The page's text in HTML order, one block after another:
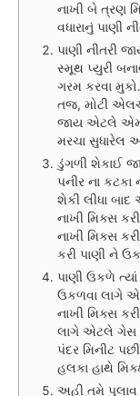
નાખી બે ત્રણ
વધારાનું પાણી
પાણી નીતરી
સ્મૂથ પ્યુરી
ગરમ કરવા
તજ, મોટી
જાય એટલે એમાં
મરચા સુધારેલ
ડુંગળી શેકાઈ
પનીર ના કટકા
શેકી લીધા
નાખી મિક્સ
નાખી મિક્સ
કરી પાણી ને
પાણી ઉકળે ત્યાં
ઉકળવા લાગે
નાખી મિક્સ
લાગે એટલે ગેસ
પંદર મિનીટ
હલકા હાથે
અહી તમે પુલાવ